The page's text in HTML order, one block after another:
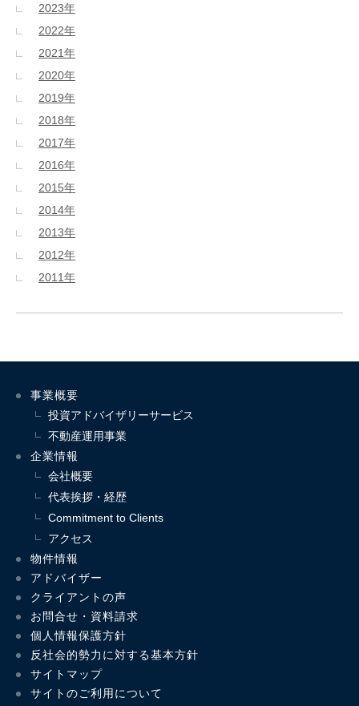
2023年
2022年
2021年
2020年
2019年
2018年
2017年
2016年
2015年
2014年
2013年
2012年
2011年
事業概要
投資アドバイザリーサービス
不動産運用事業
企業情報
会社概要
代表挨拶・経歴
Commitment to Clients
アクセス
物件情報
アドバイザー
クライアントの声
お問合せ・資料請求
個人情報保護方針
反社会的勢力に対する基本方針
サイトマップ
サイトのご利用について